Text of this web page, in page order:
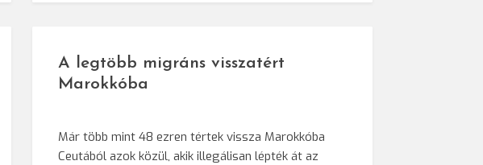
A legtöbb migráns visszatért
Marokkóba
Már több mint 48 ezren tértek vissza Marokkóba
Ceutából azok közül, akik illegálisan lépték át az